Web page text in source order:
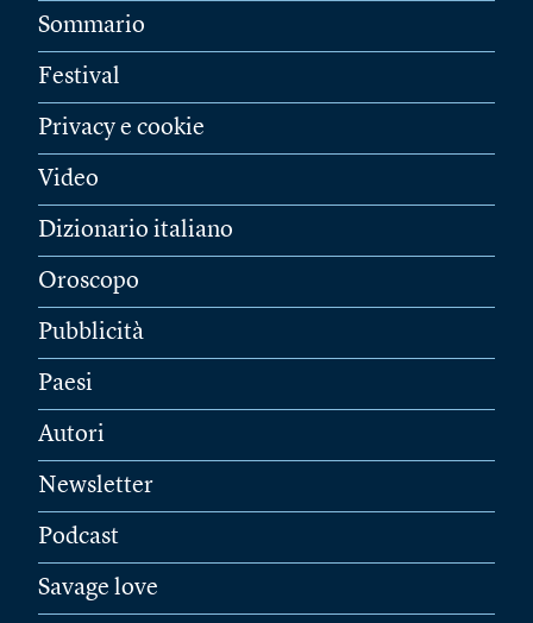
Sommario
Festival
Privacy e cookie
Video
Dizionario italiano
Oroscopo
Pubblicità
Paesi
Autori
Newsletter
Podcast
Savage love